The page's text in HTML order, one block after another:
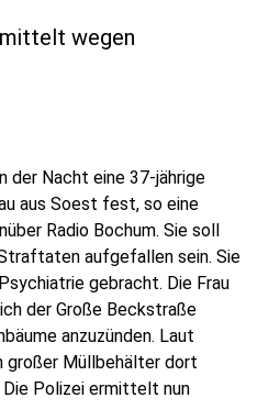
wegen
der Nacht eine 37-jährige
aus Soest fest, so eine
Radio Bochum. Sie soll
aufgefallen sein. Sie
gebracht. Die Frau
der Große Beckstraße
anzuzünden. Laut
großer Müllbehälter dort
Die Polizei ermittelt nun